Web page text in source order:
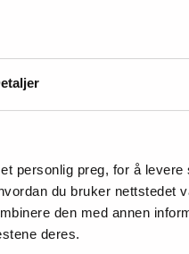
personlig preg, for å
du bruker nettstedet
den med annen
deres.